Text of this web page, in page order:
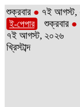
শুক্রবার ● ৭ই আগস্ট,
ই-পেপার শুক্রবার ●
৭ই আগস্ট, ২০২৬
খ্রিস্টাব্দ